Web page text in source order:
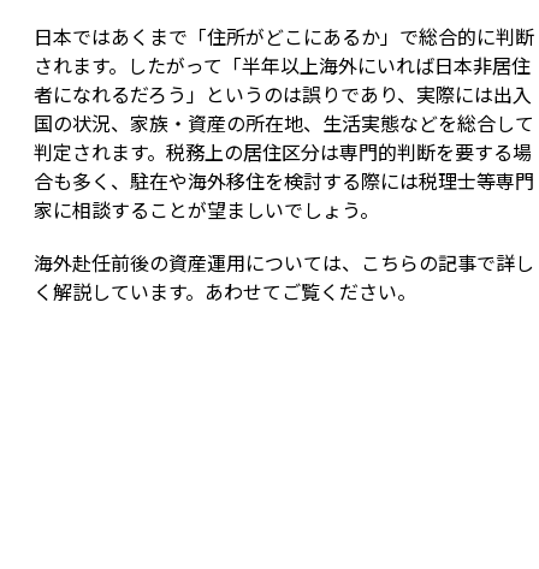
日本ではあくまで「住所がどこにあるか」で総合的に判断
されます。したがって「半年以上海外にいれば日本非居住
者になれるだろう」というのは誤りであり、実際には出入
国の状況、家族・資産の所在地、生活実態などを総合して
判定されます。税務上の居住区分は専門的判断を要する場
合も多く、駐在や海外移住を検討する際には税理士等専門
家に相談することが望ましいでしょう。
海外赴任前後の資産運用については、こちらの記事で詳し
く解説しています。あわせてご覧ください。